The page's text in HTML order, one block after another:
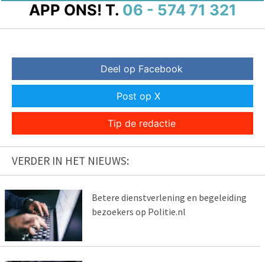
APP ONS! T. 06 - 574 71 321
Deel op Facebook
Post op X
Tip de redactie
VERDER IN HET NIEUWS:
Betere dienstverlening en begeleiding
bezoekers op Politie.nl